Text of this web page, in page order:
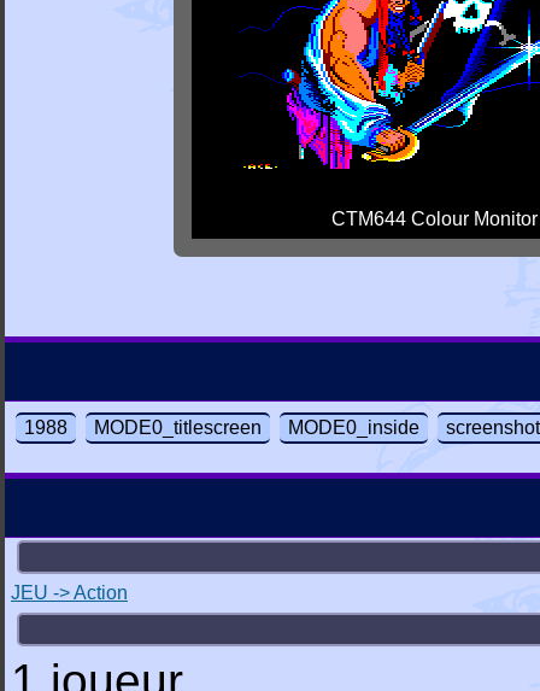
CTM644 Colour Monitor
1988 MODE0_titlescreen MODE0_inside
JEU -> Action